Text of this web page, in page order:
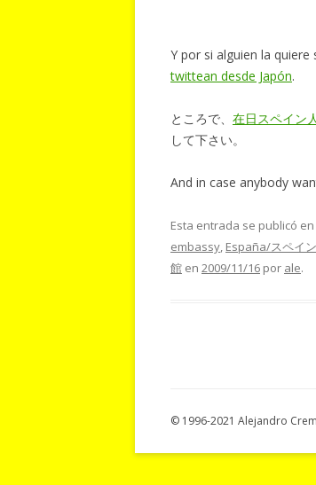
Y por si alguien la quiere
twittean desde Japón.
ところで、 在日スペイン
して下さい。
And in case anybody
Esta entrada se publicó
embassy, España/スペイ
館 en 2009/11/16 por ale.
© 1996-2021 Alejandro